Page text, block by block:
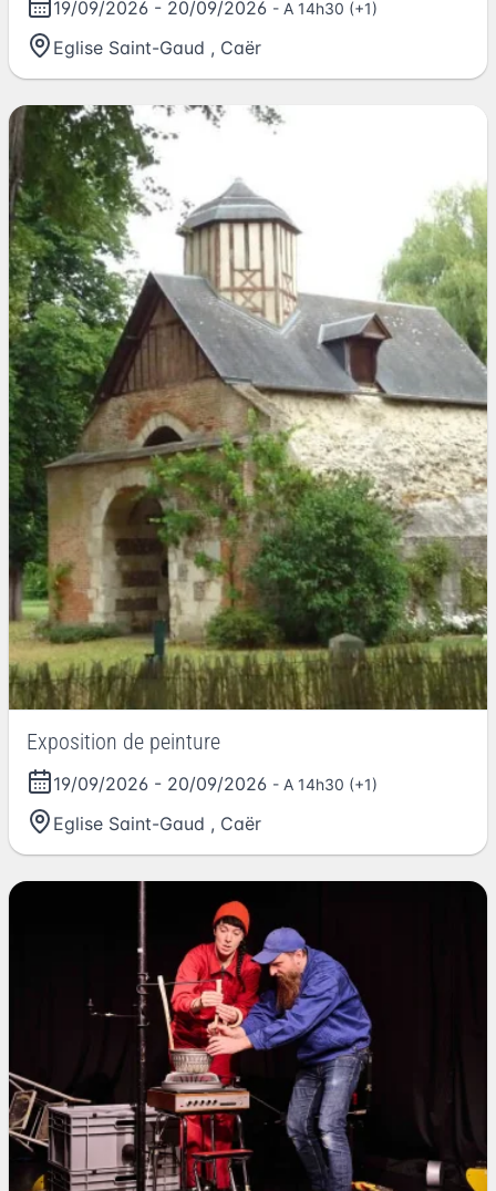
19/09/2026 - 20/09/2026 - A 14h30 (+1)
Eglise Saint-Gaud , Caër
Exposition de peinture
19/09/2026 - 20/09/2026 - A 14h30 (+1)
Eglise Saint-Gaud , Caër